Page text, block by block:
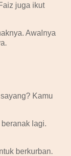
juga ikut
Awalnya
Kamu
lagi.
berkurban.